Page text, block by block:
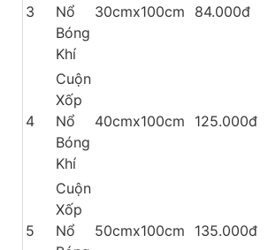
3
Nổ
Bóng
Khí
30cmx100cm 84.000đ
4
Cuộn
Xốp
Nổ
Bóng
Khí
40cmx100cm 125.000đ
5
Cuộn
Xốp
Nổ
50cmx100cm 135.000đ